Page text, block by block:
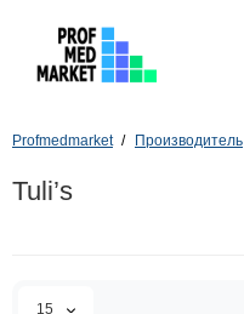
Profmedmarket Производитель
Tuli’s
15